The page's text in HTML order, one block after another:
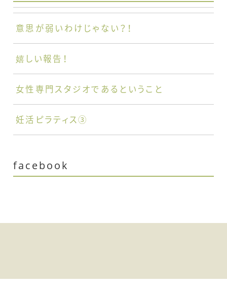
意思が弱いわけじゃない？！
嬉しい報告！
女性専門スタジオであるということ
妊活ピラティス③
facebook